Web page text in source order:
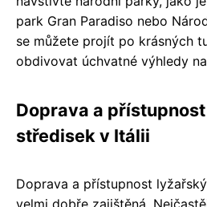
park Gran Paradiso nebo
se můžete projít po krásných
obdivovat úchvatné výhledy
Doprava a
středisek v Itálii
Doprava a přístupnost